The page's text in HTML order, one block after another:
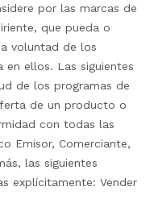
por las marcas de
que pueda o
voluntad de los
en ellos. Las siguientes
de los programas de
de un producto o
con todas las
Emisor, Comerciante,
las siguientes
explícitamente: Vender